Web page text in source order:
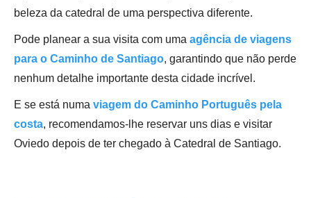
beleza da catedral de uma perspectiva diferente.
Pode planear a sua visita com uma agência de viagens
para o Caminho de Santiago, garantindo que não perde
nenhum detalhe importante desta cidade incrível.
E se está numa viagem do Caminho Português pela
costa, recomendamos-lhe reservar uns dias e visitar
Oviedo depois de ter chegado à Catedral de Santiago.